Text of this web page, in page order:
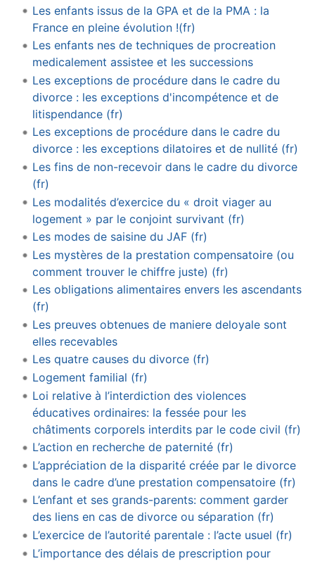
Les enfants issus de la GPA et de la PMA : la
France en pleine évolution !(fr)
Les enfants nes de techniques de procreation
medicalement assistee et les successions
Les exceptions de procédure dans le cadre du
divorce : les exceptions d'incompétence et de
litispendance (fr)
Les exceptions de procédure dans le cadre du
divorce : les exceptions dilatoires et de nullité (fr)
Les fins de non-recevoir dans le cadre du divorce
(fr)
Les modalités d’exercice du « droit viager au
logement » par le conjoint survivant (fr)
Les modes de saisine du JAF (fr)
Les mystères de la prestation compensatoire (ou
comment trouver le chiffre juste) (fr)
Les obligations alimentaires envers les ascendants
(fr)
Les preuves obtenues de maniere deloyale sont
elles recevables
Les quatre causes du divorce (fr)
Logement familial (fr)
Loi relative à l’interdiction des violences
éducatives ordinaires: la fessée pour les
châtiments corporels interdits par le code civil (fr)
L’action en recherche de paternité (fr)
L’appréciation de la disparité créée par le divorce
dans le cadre d’une prestation compensatoire (fr)
L’enfant et ses grands-parents: comment garder
des liens en cas de divorce ou séparation (fr)
L’exercice de l’autorité parentale : l’acte usuel (fr)
L’importance des délais de prescription pour